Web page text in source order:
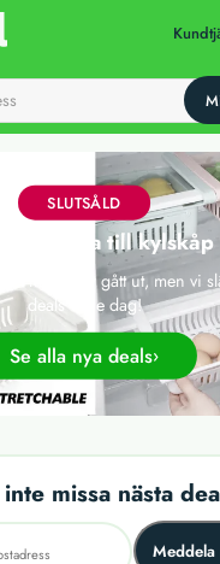
SLUTSÅLD
till kylskåp
har tyvärr gått ut, men vi
deals varje dag!
Se alla nya deals
missa nästa